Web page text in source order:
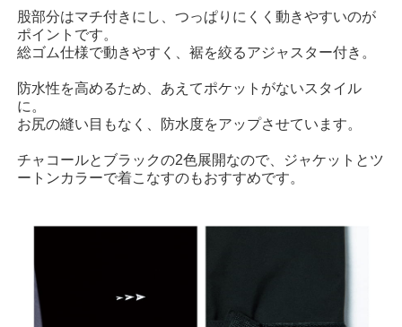
股部分はマチ付きにし、つっぱりにくく動きやすいのが
ポイントです。
総ゴム仕様で動きやすく、裾を絞るアジャスター付き。
防水性を高めるため、あえてポケットがないスタイル
に。
お尻の縫い目もなく、防水度をアップさせています。
チャコールとブラックの2色展開なので、ジャケットとツ
ートンカラーで着こなすのもおすすめです。